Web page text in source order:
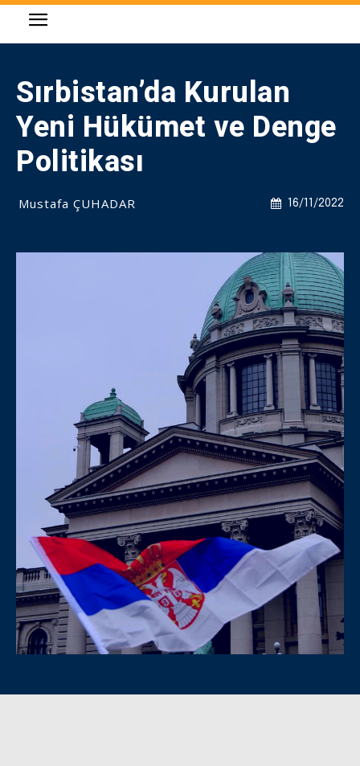
Sırbistan’da Kurulan
Yeni Hükümet ve Denge
Politikası
16/11/2022
Mustafa ÇUHADAR